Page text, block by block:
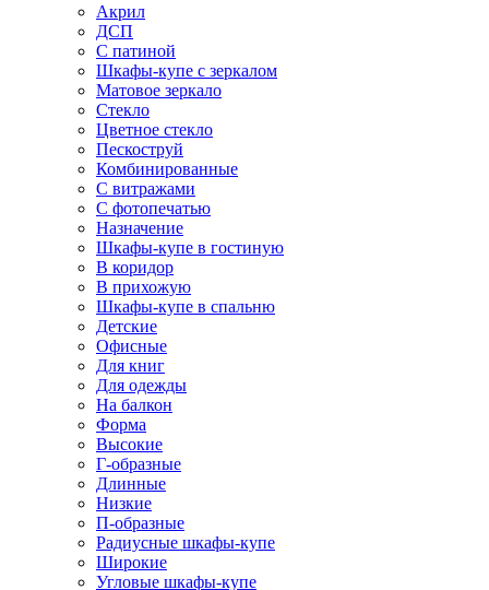
Акрил
ДСП
С патиной
Шкафы-купе с зеркалом
Матовое зеркало
Стекло
Цветное стекло
Пескоструй
Комбинированные
С витражами
С фотопечатью
Назначение
Шкафы-купе в гостиную
В коридор
В прихожую
Шкафы-купе в спальню
Детские
Офисные
Для книг
Для одежды
На балкон
Форма
Высокие
Г-образные
Длинные
Низкие
П-образные
Радиусные шкафы-купе
Широкие
Угловые шкафы-купе